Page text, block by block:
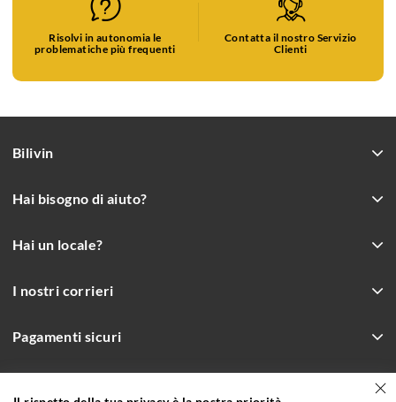
Risolvi in autonomia le
problematiche più frequenti
Contatta il nostro Servizio
Clienti
Bilivin
Hai bisogno di aiuto?
Hai un locale?
I nostri corrieri
Pagamenti sicuri